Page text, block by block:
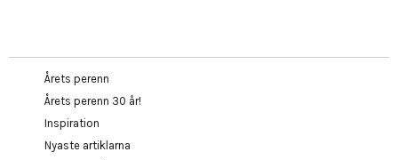
Årets perenn
Årets perenn 30 år!
Inspiration
Nyaste artiklarna